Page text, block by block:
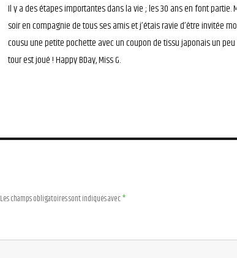
Il y a des étapes importantes dans la vie ; les 30 ans en font partie.
soir en compagnie de tous ses amis et j’étais ravie d’être invitée
cousu une petite pochette avec un coupon de tissu japonais un
tour est joué ! Happy BDay, Miss G.
Les champs obligatoires sont indiqués avec*